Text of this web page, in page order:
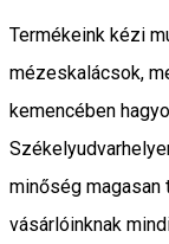
Termékeink kézi
mézeskalácsok,
kemencében
minőség magasan
vásárlóinknak